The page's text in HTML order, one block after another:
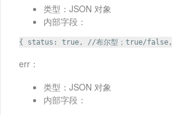
类型：JSON 对象
内部字段：
{ status: true, //布尔型；true/false,
err：
类型：JSON 对象
内部字段：